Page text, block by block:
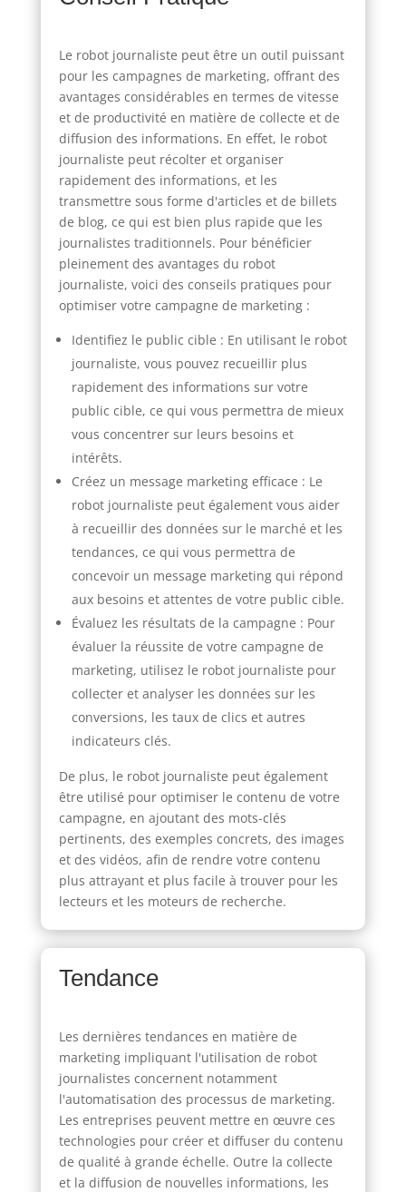
Le robot journaliste peut être un outil puissant
pour les campagnes de marketing, offrant des
avantages considérables en termes de vitesse
et de productivité en matière de collecte et de
diffusion des informations. En effet, le robot
journaliste peut récolter et organiser
rapidement des informations, et les
transmettre sous forme d'articles et de billets
de blog, ce qui est bien plus rapide que les
journalistes traditionnels. Pour bénéficier
pleinement des avantages du robot
journaliste, voici des conseils pratiques pour
optimiser votre campagne de marketing :
Identifiez le public cible : En utilisant le robot
journaliste, vous pouvez recueillir plus
rapidement des informations sur votre
public cible, ce qui vous permettra de mieux
vous concentrer sur leurs besoins et
intérêts.
Créez un message marketing efficace : Le
robot journaliste peut également vous aider
à recueillir des données sur le marché et les
tendances, ce qui vous permettra de
concevoir un message marketing qui répond
aux besoins et attentes de votre public cible.
Évaluez les résultats de la campagne : Pour
évaluer la réussite de votre campagne de
marketing, utilisez le robot journaliste pour
collecter et analyser les données sur les
conversions, les taux de clics et autres
indicateurs clés.
De plus, le robot journaliste peut également
être utilisé pour optimiser le contenu de votre
campagne, en ajoutant des mots-clés
pertinents, des exemples concrets, des images
et des vidéos, afin de rendre votre contenu
plus attrayant et plus facile à trouver pour les
lecteurs et les moteurs de recherche.
Tendance
Les dernières tendances en matière de
marketing impliquant l'utilisation de robot
journalistes concernent notamment
l'automatisation des processus de marketing.
Les entreprises peuvent mettre en œuvre ces
technologies pour créer et diffuser du contenu
de qualité à grande échelle. Outre la collecte
et la diffusion de nouvelles informations, les